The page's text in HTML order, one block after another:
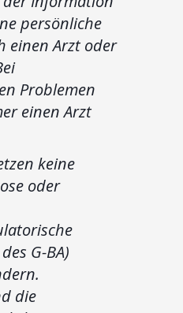
persönliche
einen Arzt oder
Problemen
einen Arzt
keine
oder
G-BA)
die